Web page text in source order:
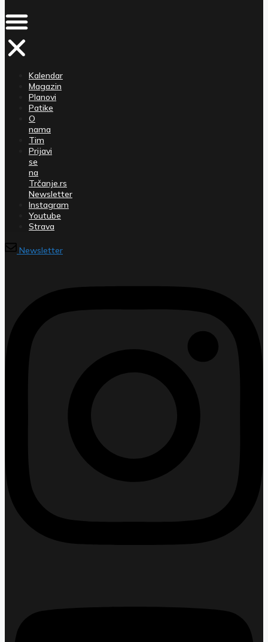
Kalendar
Magazin
Planovi
Patike
O
nama
Tim
Prijavi
se
na
Trčanje.rs
Newsletter
Instagram
Youtube
Strava
Newsletter